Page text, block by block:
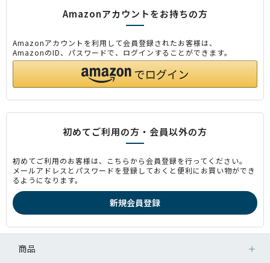
Amazonアカウントをお持ちの方
Amazonアカウントを利用して会員登録されたお客様は、
AmazonのID、パスワードで、ログインすることができます。
初めてご利用の方・会員以外の方
初めてご利用のお客様は、こちらから会員登録を行ってください。
メールアドレスとパスワードを登録しておくと便利にお買い物ができ
るようになります。
商品